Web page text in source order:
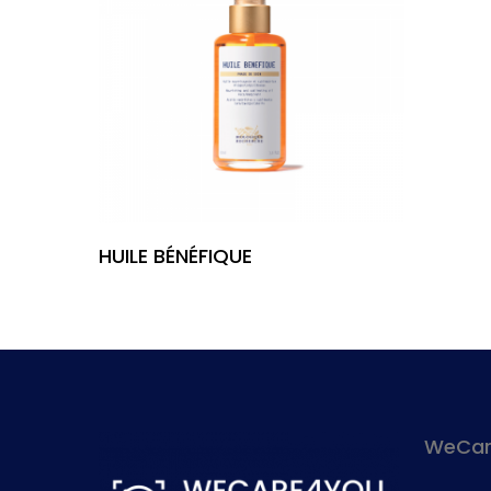
Leia Mais
HUILE BÉNÉFIQUE